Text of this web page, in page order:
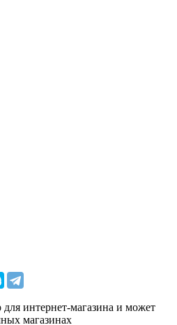
для интернет-магазина и может
магазинах